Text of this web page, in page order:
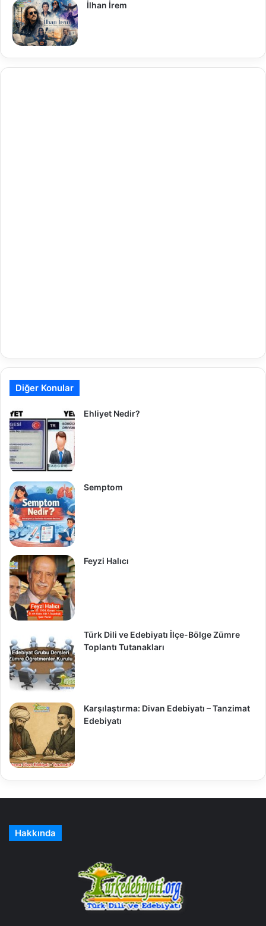
İlhan İrem
Diğer Konular
Ehliyet Nedir?
Semptom
Feyzi Halıcı
Türk Dili ve Edebiyatı İlçe-Bölge Zümre
Toplantı Tutanakları
Karşılaştırma: Divan Edebiyatı – Tanzimat
Edebiyatı
Hakkında